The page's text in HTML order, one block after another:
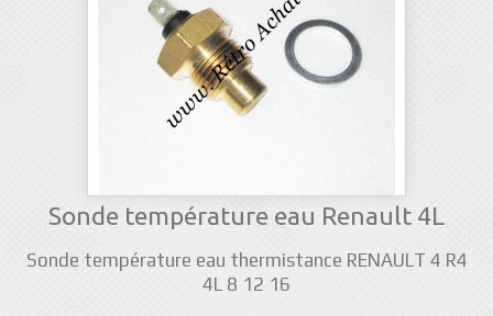
Sonde température eau Renault 4L
Sonde température eau thermistance RENAULT 4 R4
4L 8 12 16